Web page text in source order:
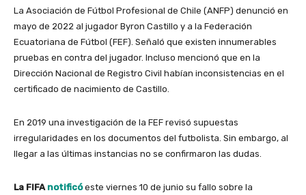
La Asociación de Fútbol Profesional de Chile (ANFP) denunció en
mayo de 2022 al jugador Byron Castillo y a la Federación
Ecuatoriana de Fútbol (FEF). Señaló que existen innumerables
pruebas en contra del jugador. Incluso mencionó que en la
Dirección Nacional de Registro Civil habían inconsistencias en el
certificado de nacimiento de Castillo.
En 2019 una investigación de la FEF revisó supuestas
irregularidades en los documentos del futbolista. Sin embargo, al
llegar a las últimas instancias no se confirmaron las dudas.
La FIFA notificóeste viernes 10 de junio su fallo sobre la